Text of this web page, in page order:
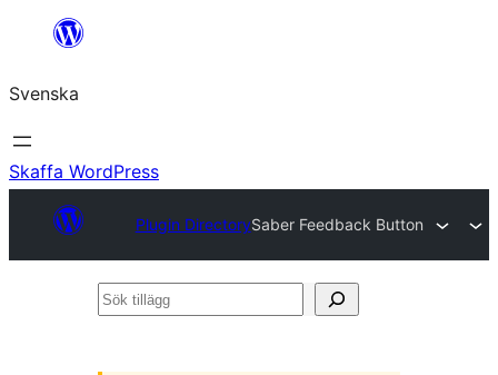
Hoppa
innehåll
Svenska
Skaffa WordPress
Plugin DirectorySaber Feedback Button
Sök